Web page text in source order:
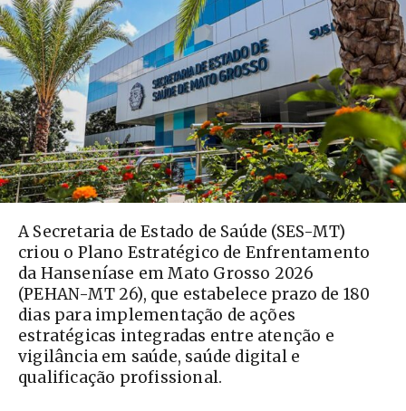
A Secretaria de Estado de Saúde (SES-MT)
criou o Plano Estratégico de Enfrentamento
da Hanseníase em Mato Grosso 2026
(PEHAN-MT 26), que estabelece prazo de 180
dias para implementação de ações
estratégicas integradas entre atenção e
vigilância em saúde, saúde digital e
qualificação profissional.